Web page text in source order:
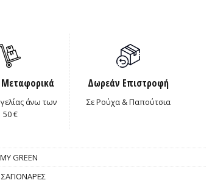
άνω των
50 €
Δωρεάν Επιστροφή
Σε Ρούχα & Παπούτσια
GREEN
ΣΑΓΙΟΝΑΡΕΣ